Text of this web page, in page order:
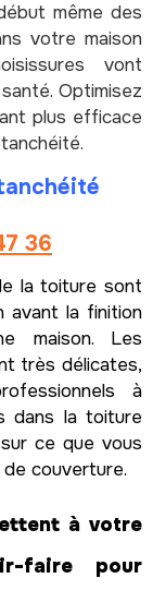
même des
votre maison
vont
Optimisez
plus efficace
36
la toiture sont
avant la finition
maison. Les
très délicates,
à
dans la toiture
ce que vous
couverture.
à votre
faire pour